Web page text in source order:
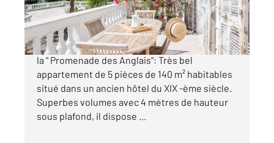
1 290 000 €
NICE - BAUMETTES: A proximité immédiate de
la " Promenade des Anglais": Très bel
appartement de 5 pièces de 140 m² habitables
situé dans un ancien hôtel du XIX -ème siècle.
Superbes volumes avec 4 mètres de hauteur
sous plafond, il dispose ...